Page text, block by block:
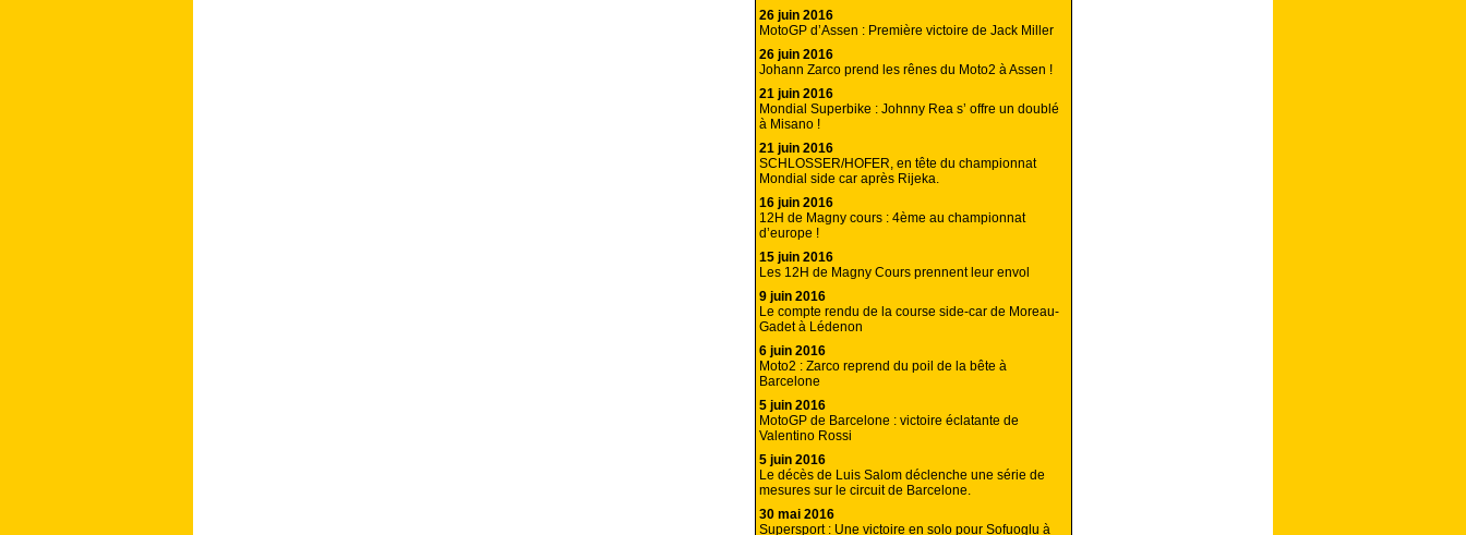
26 juin 2016
MotoGP d’Assen : Première victoire de Jack Miller
26 juin 2016
Johann Zarco prend les rênes du Moto2 à Assen !
21 juin 2016
Mondial Superbike : Johnny Rea s’ offre un doublé
à Misano !
21 juin 2016
SCHLOSSER/HOFER, en tête du championnat
Mondial side car après Rijeka.
16 juin 2016
12H de Magny cours : 4ème au championnat
d’europe !
15 juin 2016
Les 12H de Magny Cours prennent leur envol
9 juin 2016
Le compte rendu de la course side-car de Moreau-
Gadet à Lédenon
6 juin 2016
Moto2 : Zarco reprend du poil de la bête à
Barcelone
5 juin 2016
MotoGP de Barcelone : victoire éclatante de
Valentino Rossi
5 juin 2016
Le décès de Luis Salom déclenche une série de
mesures sur le circuit de Barcelone.
30 mai 2016
Supersport : Une victoire en solo pour Sofuoglu à